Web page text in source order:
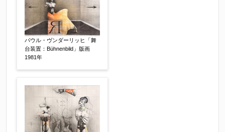
個人情報の取扱い
について、同意の上送信しま
す。（確認画面は表示されません）
同意する
【必須】
↑ 同意頂けましたらチェックを入れてくださ
い。
パウル・ヴンダーリッヒ「舞
台装置：Bühnenbild」版画
1981年